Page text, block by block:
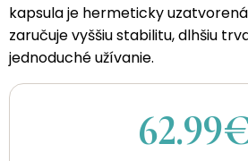
kapsula je hermeticky
zaručuje vyššiu stabilitu, dlhšiu
jednoduché užívanie.